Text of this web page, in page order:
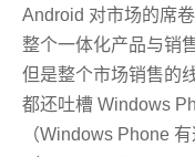
Android 对市场的席
整个一体化产品与销
但是整个市场销售的
都还吐槽 Windows
（Windows Phone